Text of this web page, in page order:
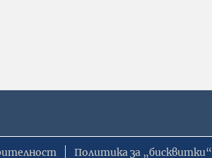
Политика за „бисквитки“